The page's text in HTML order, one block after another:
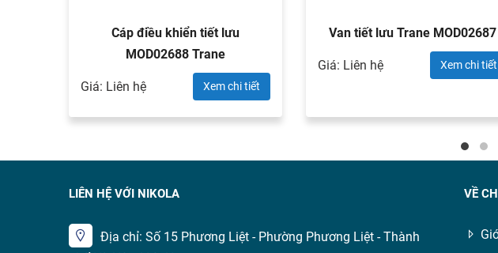
Cáp điều khiển tiết lưu
MOD02688 Trane
Giá: Liên hệ Xem chi tiết
Van tiết lưu Trane MOD02687
Giá: Liên hệ Xem chi tiết
LIÊN HỆ VỚI NIKOLA
Địa chỉ: Số 15 Phương Liệt - Phường Phương Liệt - Thành
VỀ